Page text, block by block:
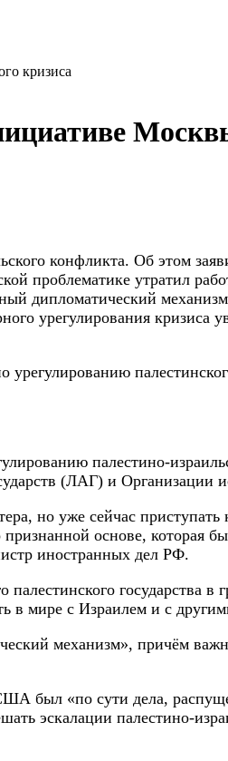
кризиса
конфликта. Об этом
проблематике утратил
дипломатический
урегулирования кризиса
палестино-
(ЛАГ) и Организации
но уже сейчас
основе, которая
иностранных дел РФ.
государства в
в мире с Израилем и с
механизм», причём
был «по сути дела,
эскалации палестино-